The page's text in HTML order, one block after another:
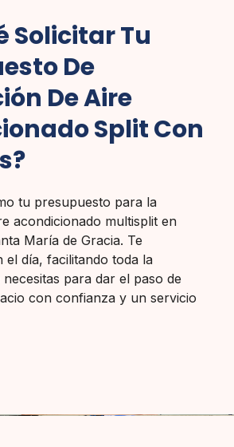
Solicitar Tu
De
De Aire
Split Con
tu presupuesto para la
acondicionado multisplit en
María de Gracia. Te
el día, facilitando toda la
para dar el paso de
con confianza y un servicio